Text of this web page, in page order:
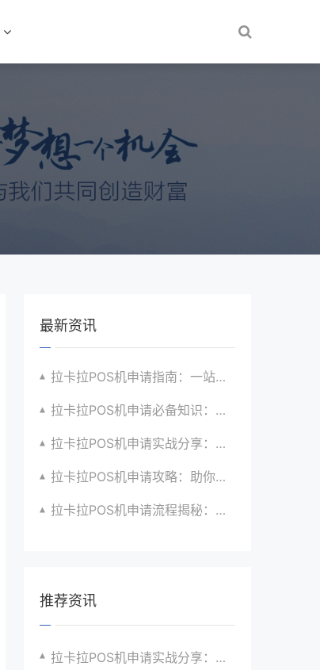
最新资讯
拉卡拉POS机申请指南：一站式解决商户支付升级、智能化与创新需求
拉卡拉POS机申请必备知识：全面了解政策、市场、技术与创新趋势
拉卡拉POS机申请实战分享：如何借助支付创新技术提升商户运营效益与效率
拉卡拉POS机申请攻略：助你打造个性化、差异化支付体验以提升竞争力
拉卡拉POS机申请流程揭秘：紧跟支付技术创新步伐，抢占市场先机
推荐资讯
拉卡拉POS机申请实战分享：如何高效管理支付设备